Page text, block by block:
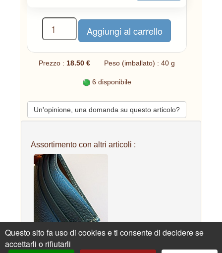
Prezzo : 18.50 € Peso (imballato) : 40 g
6 disponibile
Un'opinione, una domanda su questo articolo?
Assortimento con altri articoli :
Portacarte in pelle blu
Questo sito fa uso di cookies e ti consente di decidere se
accettarli o rifiutarli